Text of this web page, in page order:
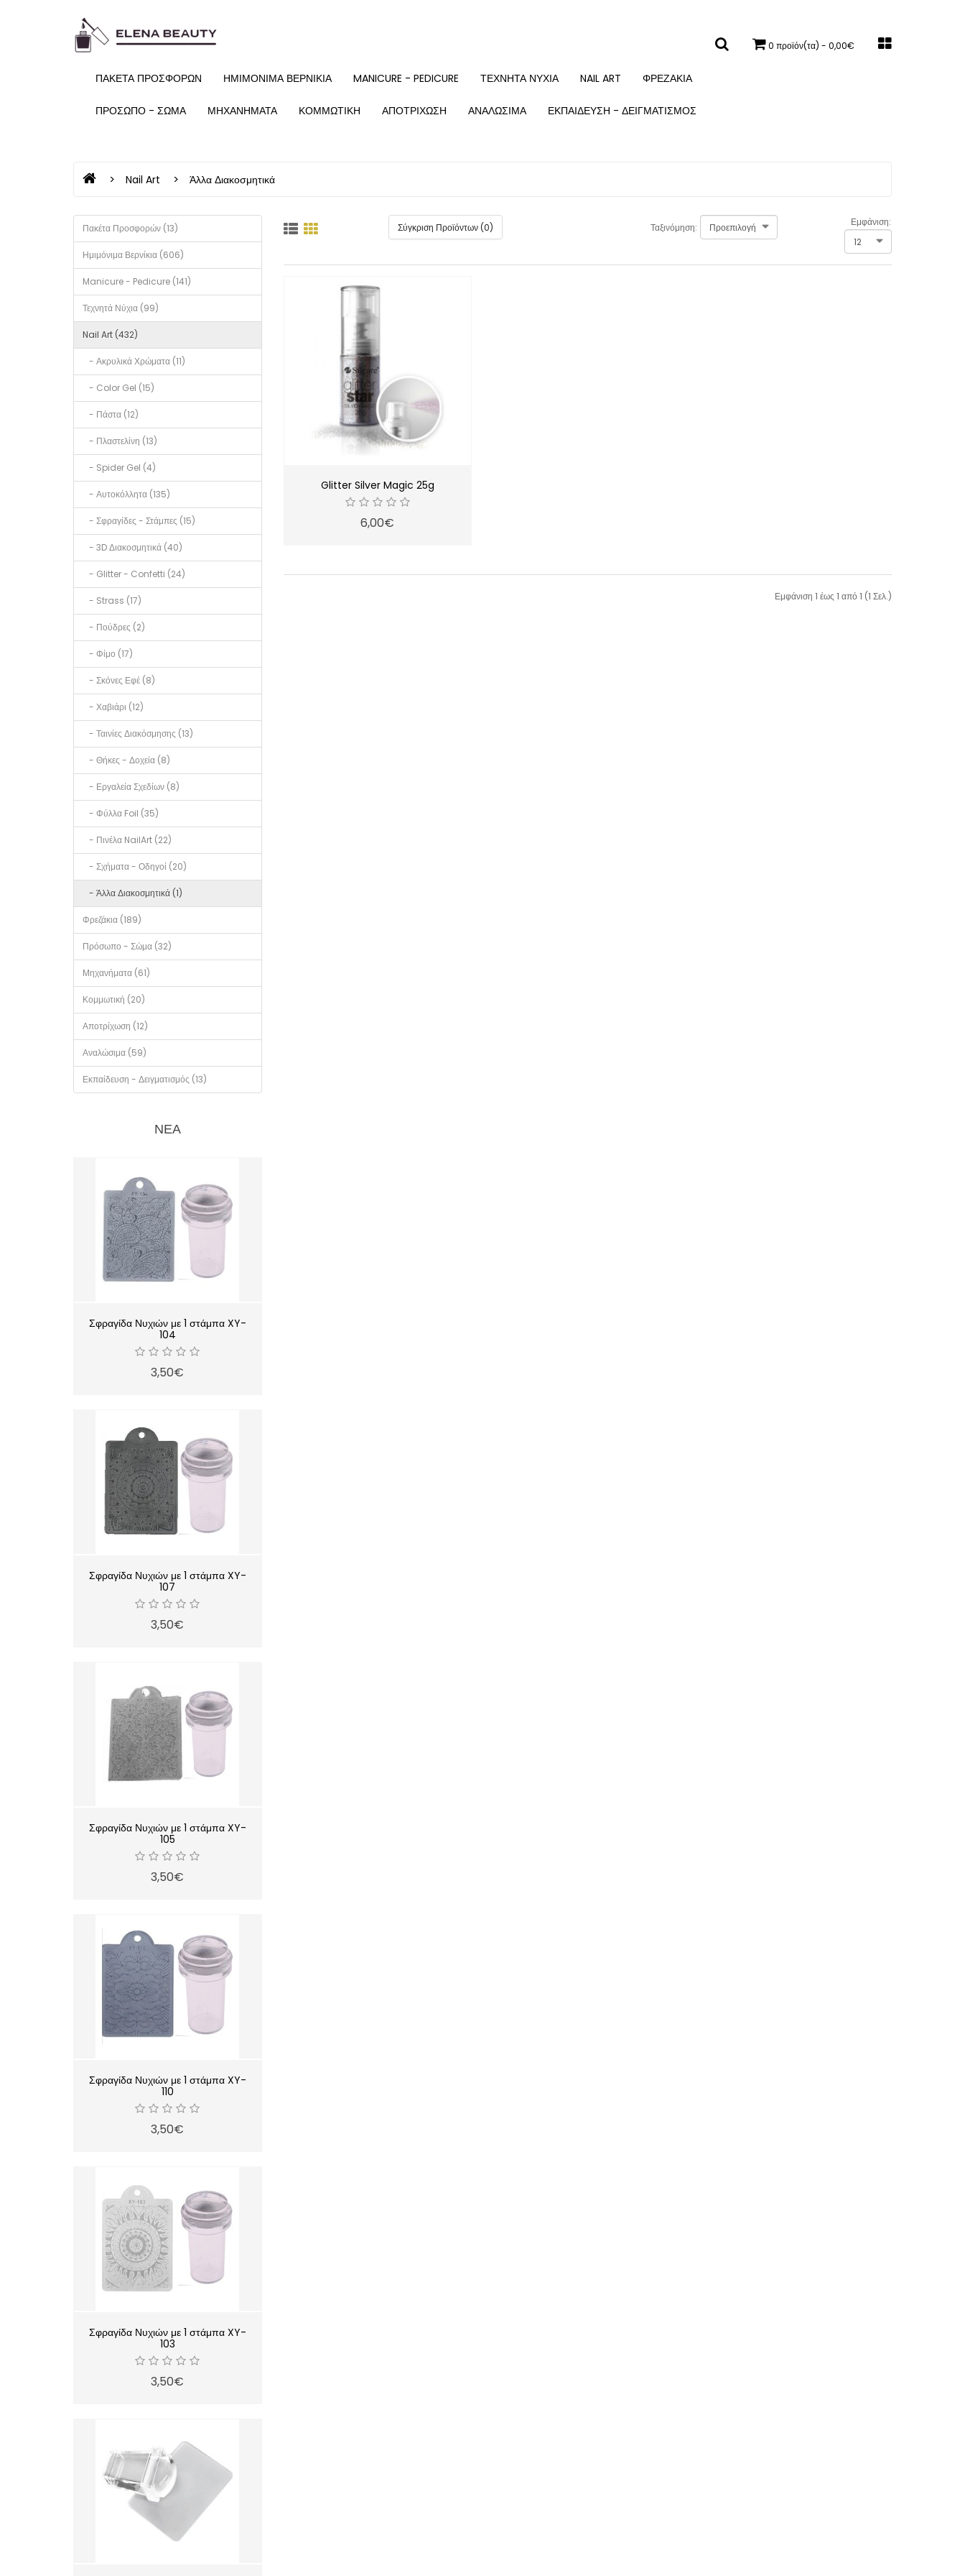
0 προϊόν(τα) - 0,00€
ΠΑΚΈΤΑ ΠΡΟΣΦΟΡΏΝ ΗΜΙΜΌΝΙΜΑ ΒΕΡΝΊΚΙΑ MANICURE - PEDICURE ΤΕΧΝΗΤΆ ΝΎΧΙΑ NAIL ART ΦΡΕΖΆΚΙΑ
ΠΡΌΣΩΠΟ - ΣΏΜΑ ΜΗΧΑΝΉΜΑΤΑ ΚΟΜΜΩΤΙΚΉ ΑΠΟΤΡΊΧΩΣΗ ΑΝΑΛΏΣΙΜΑ ΕΚΠΑΊΔΕΥΣΗ - ΔΕΙΓΜΑΤΙΣΜΌΣ
Nail Art Άλλα Διακοσμητικά
Πακέτα Προσφορών (13)
Ημιμόνιμα Βερνίκια (606)
Manicure - Pedicure (141)
Τεχνητά Νύχια (99)
Nail Art (432)
- Ακρυλικά Χρώματα (11)
- Color Gel (15)
- Πάστα (12)
- Πλαστελίνη (13)
- Spider Gel (4)
- Αυτοκόλλητα (135)
- Σφραγίδες - Στάμπες (15)
- 3D Διακοσμητικά (40)
- Glitter - Confetti (24)
- Strass (17)
- Πούδρες (2)
- Φίμο (17)
- Σκόνες Εφέ (8)
- Χαβιάρι (12)
- Ταινίες Διακόσμησης (13)
- Θήκες - Δοχεία (8)
- Εργαλεία Σχεδίων (8)
- Φύλλα Foil (35)
- Πινέλα NailArt (22)
- Σχήματα - Οδηγοί (20)
- Άλλα Διακοσμητικά (1)
Φρεζάκια (189)
Πρόσωπο - Σώμα (32)
Μηχανήματα (61)
Κομμωτική (20)
Αποτρίχωση (12)
Αναλώσιμα (59)
Εκπαίδευση - Δειγματισμός (13)
ΝΈΑ
Σφραγίδα Νυχιών με 1 στάμπα XY-
104
3,50€
Σφραγίδα Νυχιών με 1 στάμπα XY-
107
3,50€
Σφραγίδα Νυχιών με 1 στάμπα XY-
105
3,50€
Σφραγίδα Νυχιών με 1 στάμπα XY-
110
3,50€
Σφραγίδα Νυχιών με 1 στάμπα XY-
103
3,50€
Σύγκριση Προϊόντων (0) Ταξινόμηση: Εμφάνιση:
Glitter Silver Magic 25g
6,00€
Εμφάνιση 1 έως 1 από 1 (1 Σελ.)